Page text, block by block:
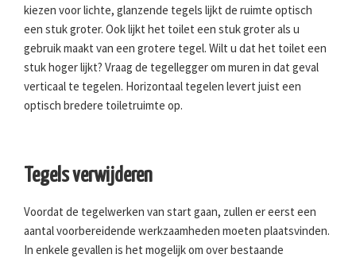
kiezen voor lichte, glanzende tegels lijkt de ruimte optisch
een stuk groter. Ook lijkt het toilet een stuk groter als u
gebruik maakt van een grotere tegel. Wilt u dat het toilet een
stuk hoger lijkt? Vraag de tegellegger om muren in dat geval
verticaal te tegelen. Horizontaal tegelen levert juist een
optisch bredere toiletruimte op.
Tegels verwijderen
Voordat de tegelwerken van start gaan, zullen er eerst een
aantal voorbereidende werkzaamheden moeten plaatsvinden.
In enkele gevallen is het mogelijk om over bestaande